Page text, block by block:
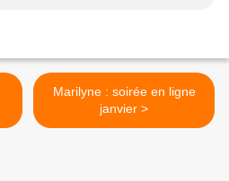
Marilyne : soirée en ligne
janvier >